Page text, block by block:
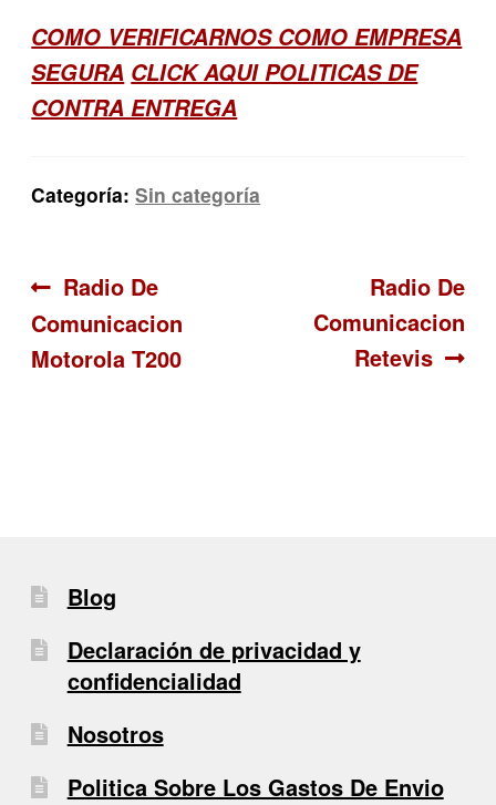
COMO VERIFICARNOS COMO EMPRESA
SEGURA CLICK AQUI POLITICAS DE
CONTRA ENTREGA
Categoría:Sin categoría
Navegación
de
Anterior:
Radio De
Comunicacion
Motorola T200
Siguiente:
Radio De
Comunicacion
Retevis
Blog
Declaración de privacidad y
confidencialidad
Nosotros
Politica Sobre Los Gastos De Envio